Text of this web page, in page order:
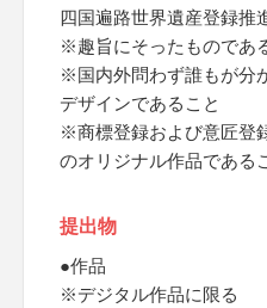
四国遍路世界遺産登録推
※趣旨にそったものであ
※国内外問わず誰もが分
デザインであること
※商標登録および意匠登
のオリジナル作品である
提出物
●作品
※デジタル作品に限る